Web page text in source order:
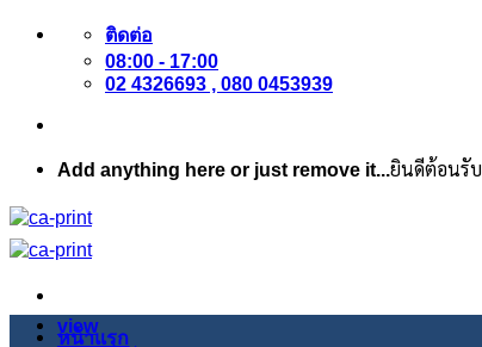
ข้าม
ติดต่อ
08:00 - 17:00
02 4326693 , 080 0453939
Add anything here or just remove it...ยินดีต้อนรับ
หน้าแรก
view